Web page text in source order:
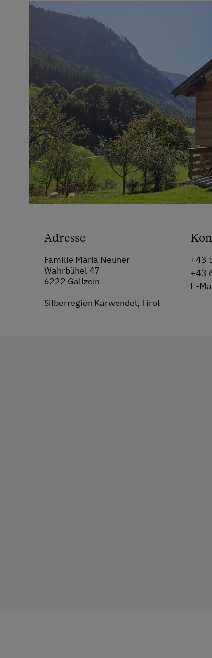
Adresse
Familie Maria Neuner
Wahrbühel 47
6222 Gallzein
Silberregion Karwendel, Tirol
+43
+43
E-